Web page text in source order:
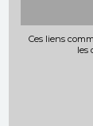
Ces liens
les